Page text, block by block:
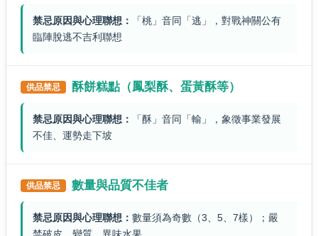
禁忌原因與心理聯想：
「桃」音同「逃」，對戰神關公有
臨陣脫逃不吉利聯想
供品禁忌 酥餅糕點（鳳梨酥、蛋黃酥等）
禁忌原因與心理聯想：
「酥」音同「輸」，象徵事業發展
不佳、運勢走下坡
供品禁忌 數量與品質不佳者
禁忌原因與心理聯想： 數量須為奇數（3、5、7樣）；嚴